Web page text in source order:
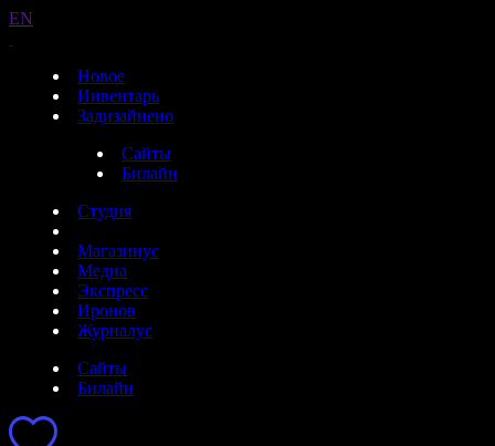
EN
Новое
Инвентарь
Задизайнено
Сайты
Билайн
Студия
Магазинус
Медиа
Экспресс
Иронов
Журналус
Сайты
Билайн